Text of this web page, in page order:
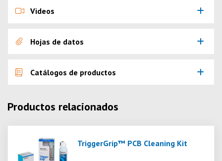
Videos
Hojas de datos
Catálogos de productos
Productos relacionados
TriggerGrip™ PCB Cleaning Kit